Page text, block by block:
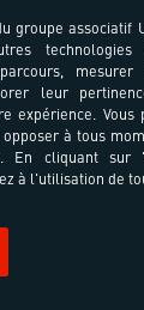
groupe associatif
leur
expérience. Vous
à tous
En cliquant sur
à l'utilisation de